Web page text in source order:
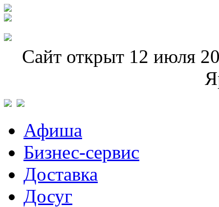
Сайт открыт 12 июля
Афиша
Бизнес-сервис
Доставка
Досуг